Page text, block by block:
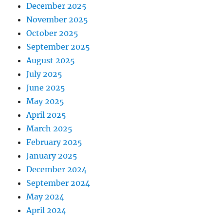
December 2025
November 2025
October 2025
September 2025
August 2025
July 2025
June 2025
May 2025
April 2025
March 2025
February 2025
January 2025
December 2024
September 2024
May 2024
April 2024